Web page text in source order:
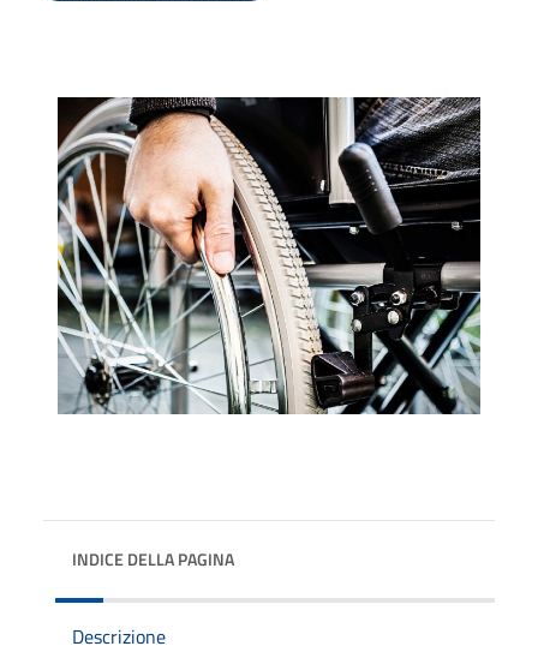
INDICE DELLA PAGINA
Descrizione